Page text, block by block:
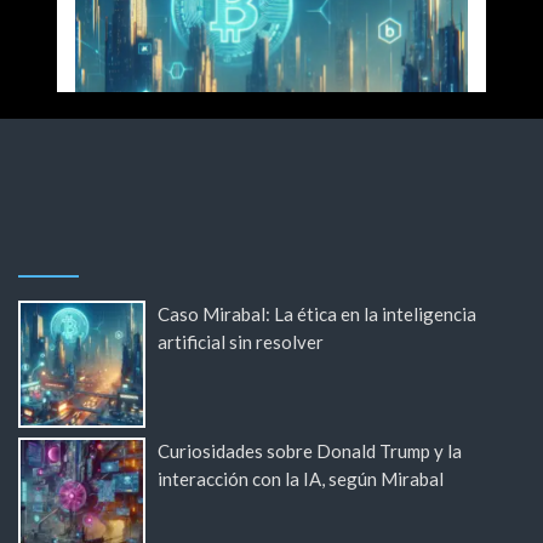
Caso Mirabal: La ética en la inteligencia
artificial sin resolver
Curiosidades sobre Donald Trump y la
interacción con la IA, según Mirabal